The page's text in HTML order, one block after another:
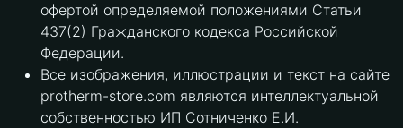
офертой определяемой положениями Статьи
437(2) Гражданского кодекса Российской
Федерации.
Все изображения, иллюстрации и текст на сайте
protherm-store.com являются интеллектуальной
собственностью ИП Сотниченко Е.И.